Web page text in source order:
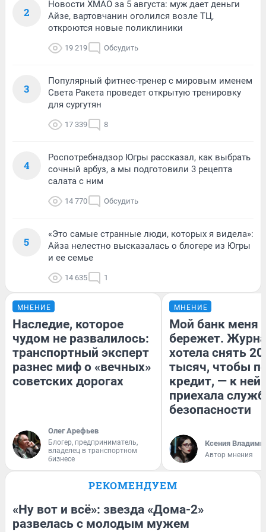
2
Новости ХМАО за 5 августа: муж дает деньги
Айзе, вартовчанин оголился возле ТЦ,
откроются новые поликлиники
19 219 Обсудить
3
Популярный фитнес-тренер с мировым именем
Света Ракета проведет открытую тренировку
для сургутян
17 339 8
4
Роспотребнадзор Югры рассказал, как выбрать
сочный арбуз, а мы подготовили 3 рецепта
салата с ним
14 770 Обсудить
5
«Это самые странные люди, которых я видела»:
Айза нелестно высказалась о блогере из Югры
и ее семье
14 635 1
МНЕНИЕ
Наследие, которое
чудом не развалилось:
транспортный эксперт
разнес миф о «вечных»
советских дорогах
Олег Арефьев
Блогер, предприниматель,
владелец в транспортном
бизнесе
МНЕНИЕ
Мой банк меня
бережет.
хотела снять
тысяч, чтобы
кредит, — к
приехала
безопасности
Ксения
Автор мнения
РЕКОМЕНДУЕМ
«Ну вот и всё»: звезда «Дома-2»
развелась с молодым мужем